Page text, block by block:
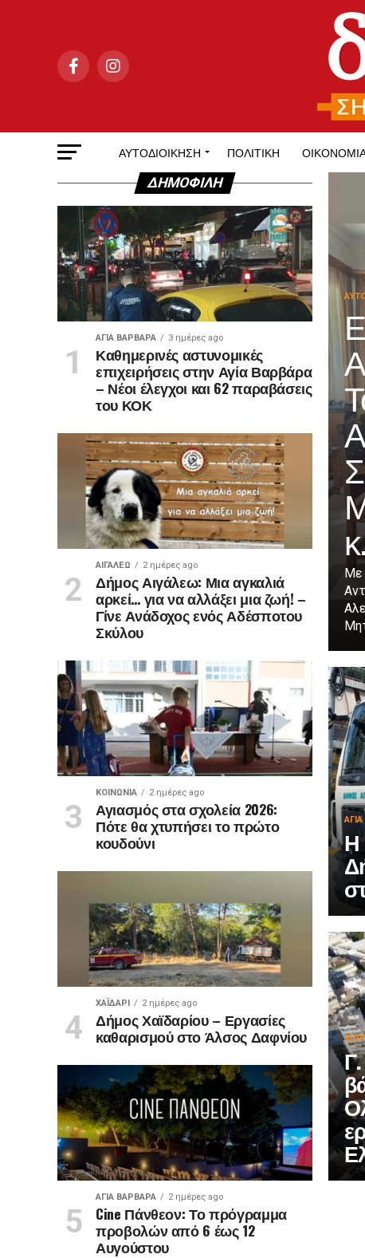
ΑΥΤΟΔΙΟΊΚΗΣΗ ΠΟΛΙΤΙΚΉ
Με
Η
ΔΗΜΟΦΙΛΉ
ΑΓΙΑ ΒΑΡΒΑΡΑ 3 ημέρες ago
Καθημερινές αστυνομικές
επιχειρήσεις στην Αγία Βαρβάρα
– Νέοι έλεγχοι και 62 παραβάσεις
του ΚΟΚ
ΑΙΓΑΛΕΩ 2 ημέρες ago
Δήμος Αιγάλεω: Μια αγκαλιά
αρκεί… για να αλλάξει μια ζωή! –
Γίνε Ανάδοχος ενός Αδέσποτου
Σκύλου
ΚΟΙΝΩΝΊΑ 2 ημέρες ago
Αγιασμός στα σχολεία 2026:
Πότε θα χτυπήσει το πρώτο
κουδούνι
ΧΑΪΔΑΡΙ 2 ημέρες ago
Δήμος Χαϊδαρίου – Εργασίες
καθαρισμού στο Άλσος Δαφνίου
ΑΓΙΑ ΒΑΡΒΑΡΑ 2 ημέρες ago
Cine Πάνθεον: Το πρόγραμμα
προβολών από 6 έως 12
Αυγούστου